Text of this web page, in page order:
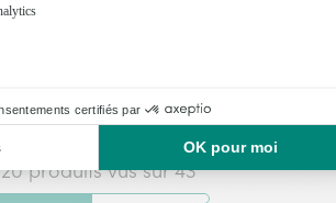
20 produits vus sur 43